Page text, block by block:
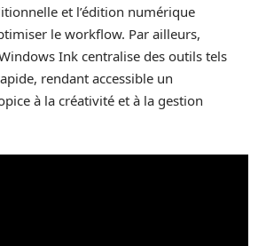
et l’édition numérique
le workflow. Par ailleurs,
Ink centralise des outils tels
rendant accessible un
à la créativité et à la gestion